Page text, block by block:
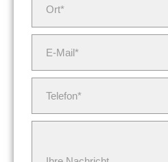
Ort*
E-Mail*
Telefon*